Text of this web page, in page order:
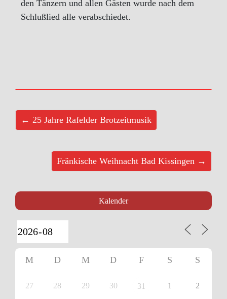
den Tänzern und allen Gästen wurde nach dem
Schlußlied alle verabschiedet.
← 25 Jahre Rafelder Brotzeitmusik
Fränkische Weihnacht Bad Kissingen →
Kalender
M D M D F S S
27 28 29 30 31 1 2